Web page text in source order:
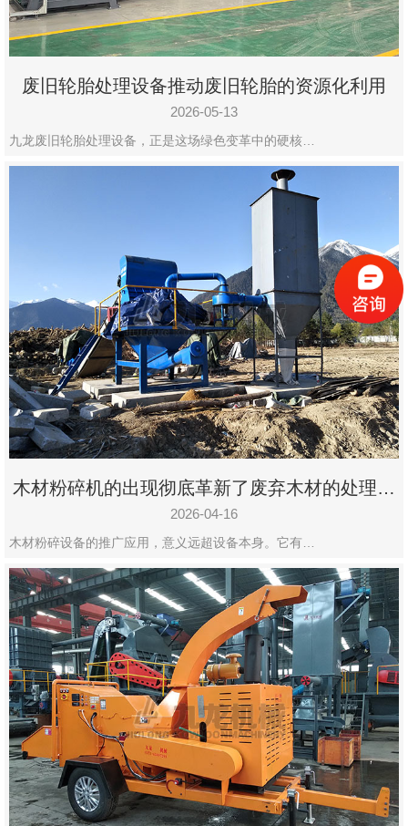
废旧轮胎处理设备推动废旧轮胎的资源化利用
2026-05-13
九龙废旧轮胎处理设备，正是这场绿色变革中的硬核…
木材粉碎机的出现彻底革新了废弃木材的处理模
式
2026-04-16
木材粉碎设备的推广应用，意义远超设备本身。它有…